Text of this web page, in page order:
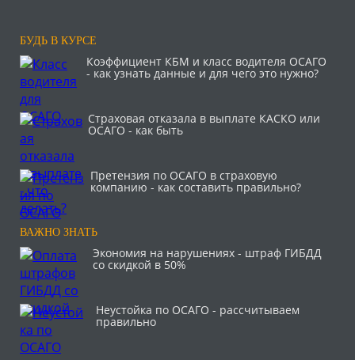
БУДЬ В КУРСЕ
Коэффициент КБМ и класс водителя ОСАГО
- как узнать данные и для чего это нужно?
Страховая отказала в выплате КАСКО или
ОСАГО - как быть
Претензия по ОСАГО в страховую
компанию - как составить правильно?
ВАЖНО ЗНАТЬ
Экономия на нарушениях - штраф ГИБДД
со скидкой в 50%
Неустойка по ОСАГО - рассчитываем
правильно